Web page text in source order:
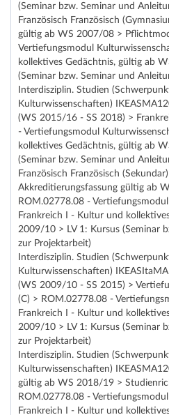
(Seminar bzw. Seminar und
Französisch Französisch
gültig ab WS 2007/08 >
Vertiefungsmodul
kollektives Gedächtnis, gültig ab
(Seminar bzw. Seminar und
Interdisziplin. Studien
Kulturwissenschaften)
(WS 2015/16 - SS 2018) >
- Vertiefungsmodul
kollektives Gedächtnis, gültig ab
(Seminar bzw. Seminar und
Französisch Französisch
Akkreditierungsfassung gültig ab
ROM.02778.08 -
Frankreich I - Kultur und
2009/10 > LV 1: Kursus (Seminar
zur Projektarbeit)
Interdisziplin. Studien
Kulturwissenschaften)
(WS 2009/10 - SS 2015) >
(C) > ROM.02778.08 -
Frankreich I - Kultur und
2009/10 > LV 1: Kursus (Seminar
zur Projektarbeit)
Interdisziplin. Studien
Kulturwissenschaften)
gültig ab WS 2018/19 >
ROM.02778.08 -
Frankreich I - Kultur und